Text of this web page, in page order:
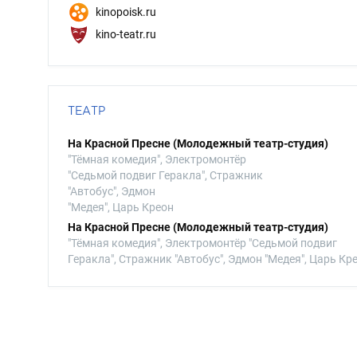
kinopoisk.ru
kino-teatr.ru
ТЕАТР
На Красной Пресне (Молодежный театр-студия)
"Тёмная комедия", Электромонтёр
"Седьмой подвиг Геракла", Стражник
"Автобус", Эдмон
"Медея", Царь Креон
На Красной Пресне (Молодежный театр-студия)
"Тёмная комедия", Электромонтёр "Седьмой подвиг
Геракла", Стражник "Автобус", Эдмон "Медея", Царь